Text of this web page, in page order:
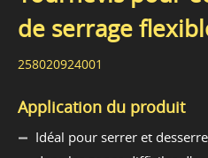
de serrage
258020924001
Application du produit
Idéal pour serrer et